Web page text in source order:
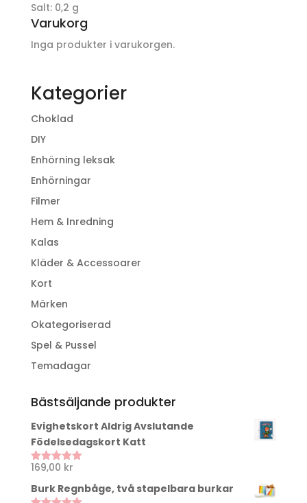
Salt: 0,2 g
Varukorg
Inga produkter i varukorgen.
Kategorier
Choklad
DIY
Enhörning leksak
Enhörningar
Filmer
Hem & Inredning
Kalas
Kläder & Accessoarer
Kort
Märken
Okategoriserad
Spel & Pussel
Temadagar
Bästsäljande produkter
Evighetskort Aldrig Avslutande
Födelsedagskort Katt
Betygsatt
169,00 kr
Burk Regnbåge, två stapelbara burkar